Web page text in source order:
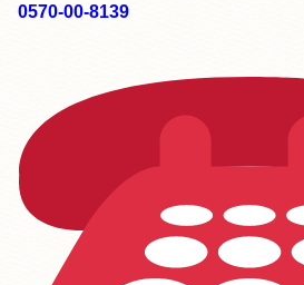
0570-00-8139